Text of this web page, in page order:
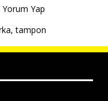
Yorum Yap
,tampon